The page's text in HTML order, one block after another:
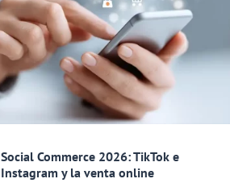
Social Commerce 2026: TikTok e
Instagram y la venta online